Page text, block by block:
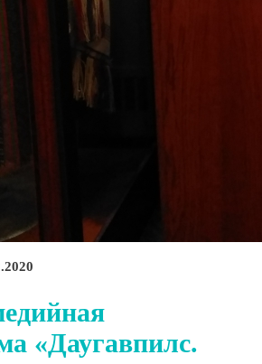
«Даугавпилс.